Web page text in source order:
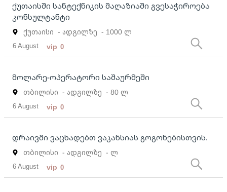
ქუთაისში სანტექნიკის მაღაზიაში გვესაჭიროება
კონსულტანტი
ქუთაისი - ადგილზე - 1000 ლ
6 August vip 0
მოლარე-ოპერატორი საშაურმეში
თბილისი - ადგილზე - 80 ლ
6 August vip 0
დრაივში ვაცხადებთ ვაკანსიას გოგონებისთვის.
თბილისი - ადგილზე - ლ
6 August vip 0